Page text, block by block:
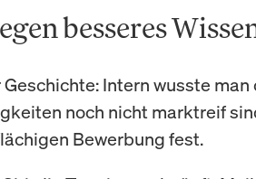
besseres
Intern wusste
noch nicht marktreif
Bewerbung fest.